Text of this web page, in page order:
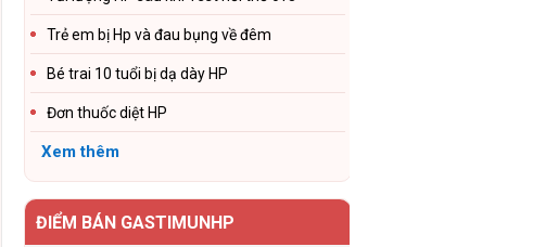
Trẻ em bị Hp và đau bụng về đêm
Bé trai 10 tuổi bị dạ dày HP
Đơn thuốc diệt HP
Xem thêm
ĐIỂM BÁN GASTIMUNHP